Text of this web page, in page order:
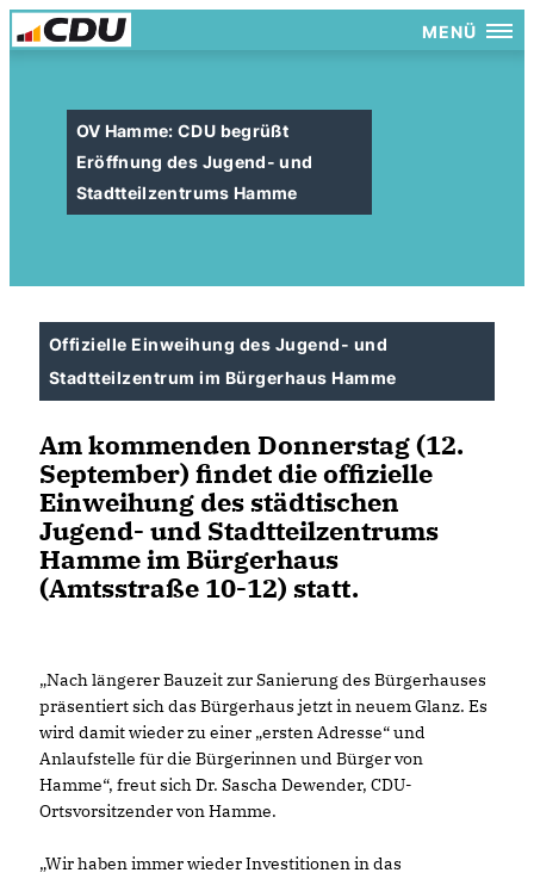
MENÜ
OV Hamme: CDU begrüßt
Eröffnung des Jugend- und
Stadtteilzentrums Hamme
Offizielle Einweihung des Jugend- und
Stadtteilzentrum im Bürgerhaus Hamme
Am kommenden Donnerstag (12.
September) findet die offizielle
Einweihung des städtischen
Jugend- und Stadtteilzentrums
Hamme im Bürgerhaus
(Amtsstraße 10-12) statt.
Nach längerer Bauzeit zur Sanierung des Bürgerhauses
präsentiert sich das Bürgerhaus jetzt in neuem Glanz. Es
wird damit wieder zu einer „ersten Adresse“ und
Anlaufstelle für die Bürgerinnen und Bürger von
Hamme“, freut sich Dr. Sascha Dewender, CDU-
Ortsvorsitzender von Hamme.
Wir haben immer wieder Investitionen in das